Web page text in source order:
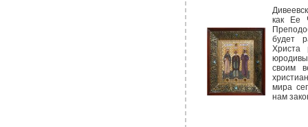
как Ее
будет
Христа
своим
мира
нам